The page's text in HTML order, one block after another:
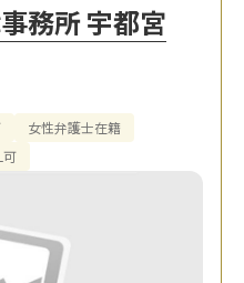
務所 宇都宮
女性弁護士在籍
可